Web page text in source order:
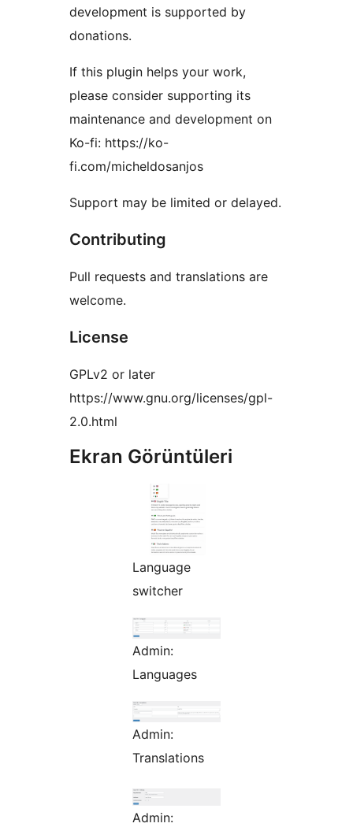
development is supported by
donations.
If this plugin helps your work,
please consider supporting its
maintenance and development on
Ko-fi: https://ko-
fi.com/micheldosanjos
Support may be limited or delayed.
Contributing
Pull requests and translations are
welcome.
License
GPLv2 or later
https://www.gnu.org/licenses/gpl-
2.0.html
Ekran Görüntüleri
Language
switcher
Admin:
Languages
Admin:
Translations
Admin: